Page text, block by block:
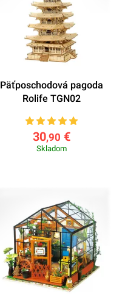
Päťposchodová pagoda
Rolife TGN02
30,90 €
Skladom